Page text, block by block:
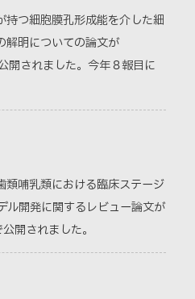
つ細胞膜孔形成能を介した細
明についての論文が
されました。今年８報目に
類哺乳類における臨床ステージ
ル開発に関するレビュー論文が
開されました。